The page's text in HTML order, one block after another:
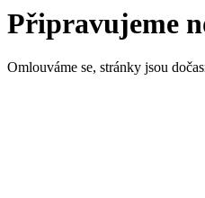
Připravujeme
Omlouváme se, stránky jsou